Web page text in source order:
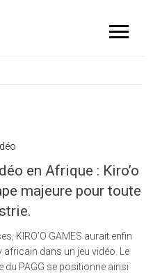
en Afrique : Kiro’o
majeure pour toute
KIRO’O GAMES aurait enfin
dans un jeu vidéo. Le
PAGG se positionne ainsi